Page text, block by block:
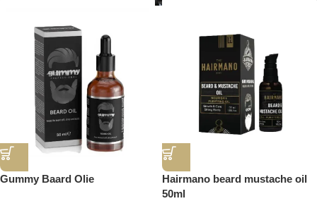
Gummy Baard Olie
Hairmano beard mustache oil
50ml